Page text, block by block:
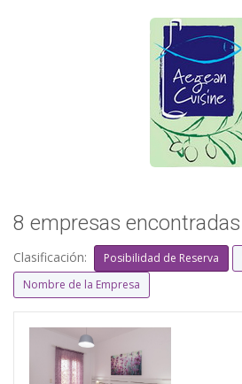
8 empresas encontradas
Clasificación: Posibilidad de Reserva
Nombre de la Empresa